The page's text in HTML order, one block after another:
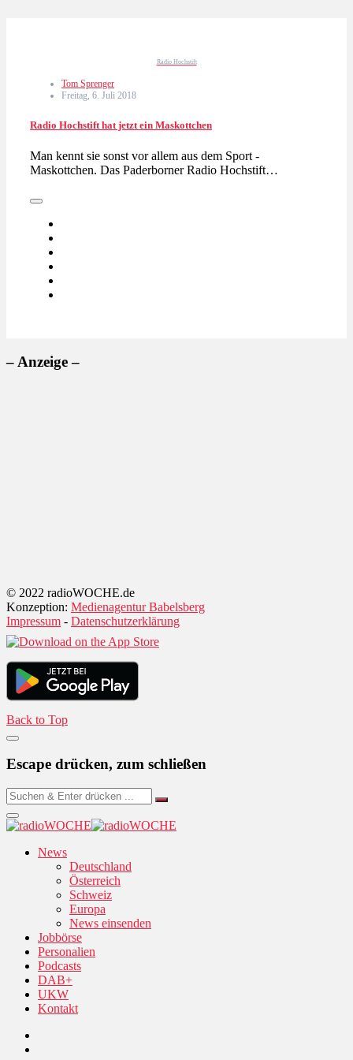
Radio Hochstift
Tom Sprenger
Freitag, 6. Juli 2018
Radio Hochstift hat jetzt ein Maskottchen
Man kennt sie sonst vor allem aus dem Sport -
Maskottchen. Das Paderborner Radio Hochstift…
– Anzeige –
© 2022 radioWOCHE.de
Konzeption: Medienagentur Babelsberg
Impressum - Datenschutzerklärung
Back to Top
Escape drücken, zum schließen
News
Deutschland
Österreich
Schweiz
Europa
News einsenden
Jobbörse
Personalien
Podcasts
DAB+
UKW
Kontakt